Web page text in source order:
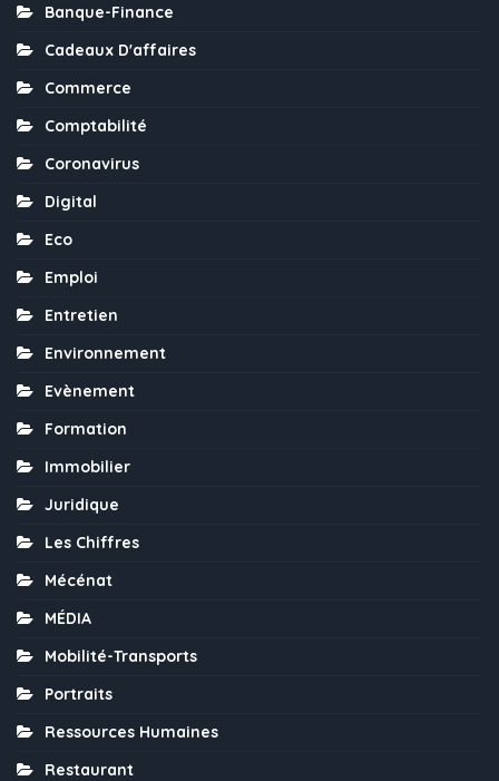
Banque-Finance
Cadeaux D'affaires
Commerce
Comptabilité
Coronavirus
Digital
Eco
Emploi
Entretien
Environnement
Evènement
Formation
Immobilier
Juridique
Les Chiffres
Mécénat
MÉDIA
Mobilité-Transports
Portraits
Ressources Humaines
Restaurant